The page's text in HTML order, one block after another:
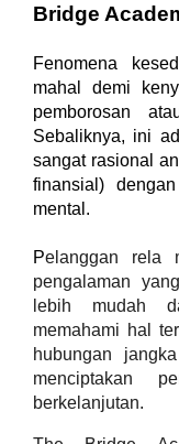
Bridge
Fenomena
mahal demi
pemborosan
Sebaliknya, ini
sangat rasional
finansial)
mental.
Pelanggan rela
pengalaman
lebih mudah
memahami hal
hubungan
menciptakan
berkelanjutan.